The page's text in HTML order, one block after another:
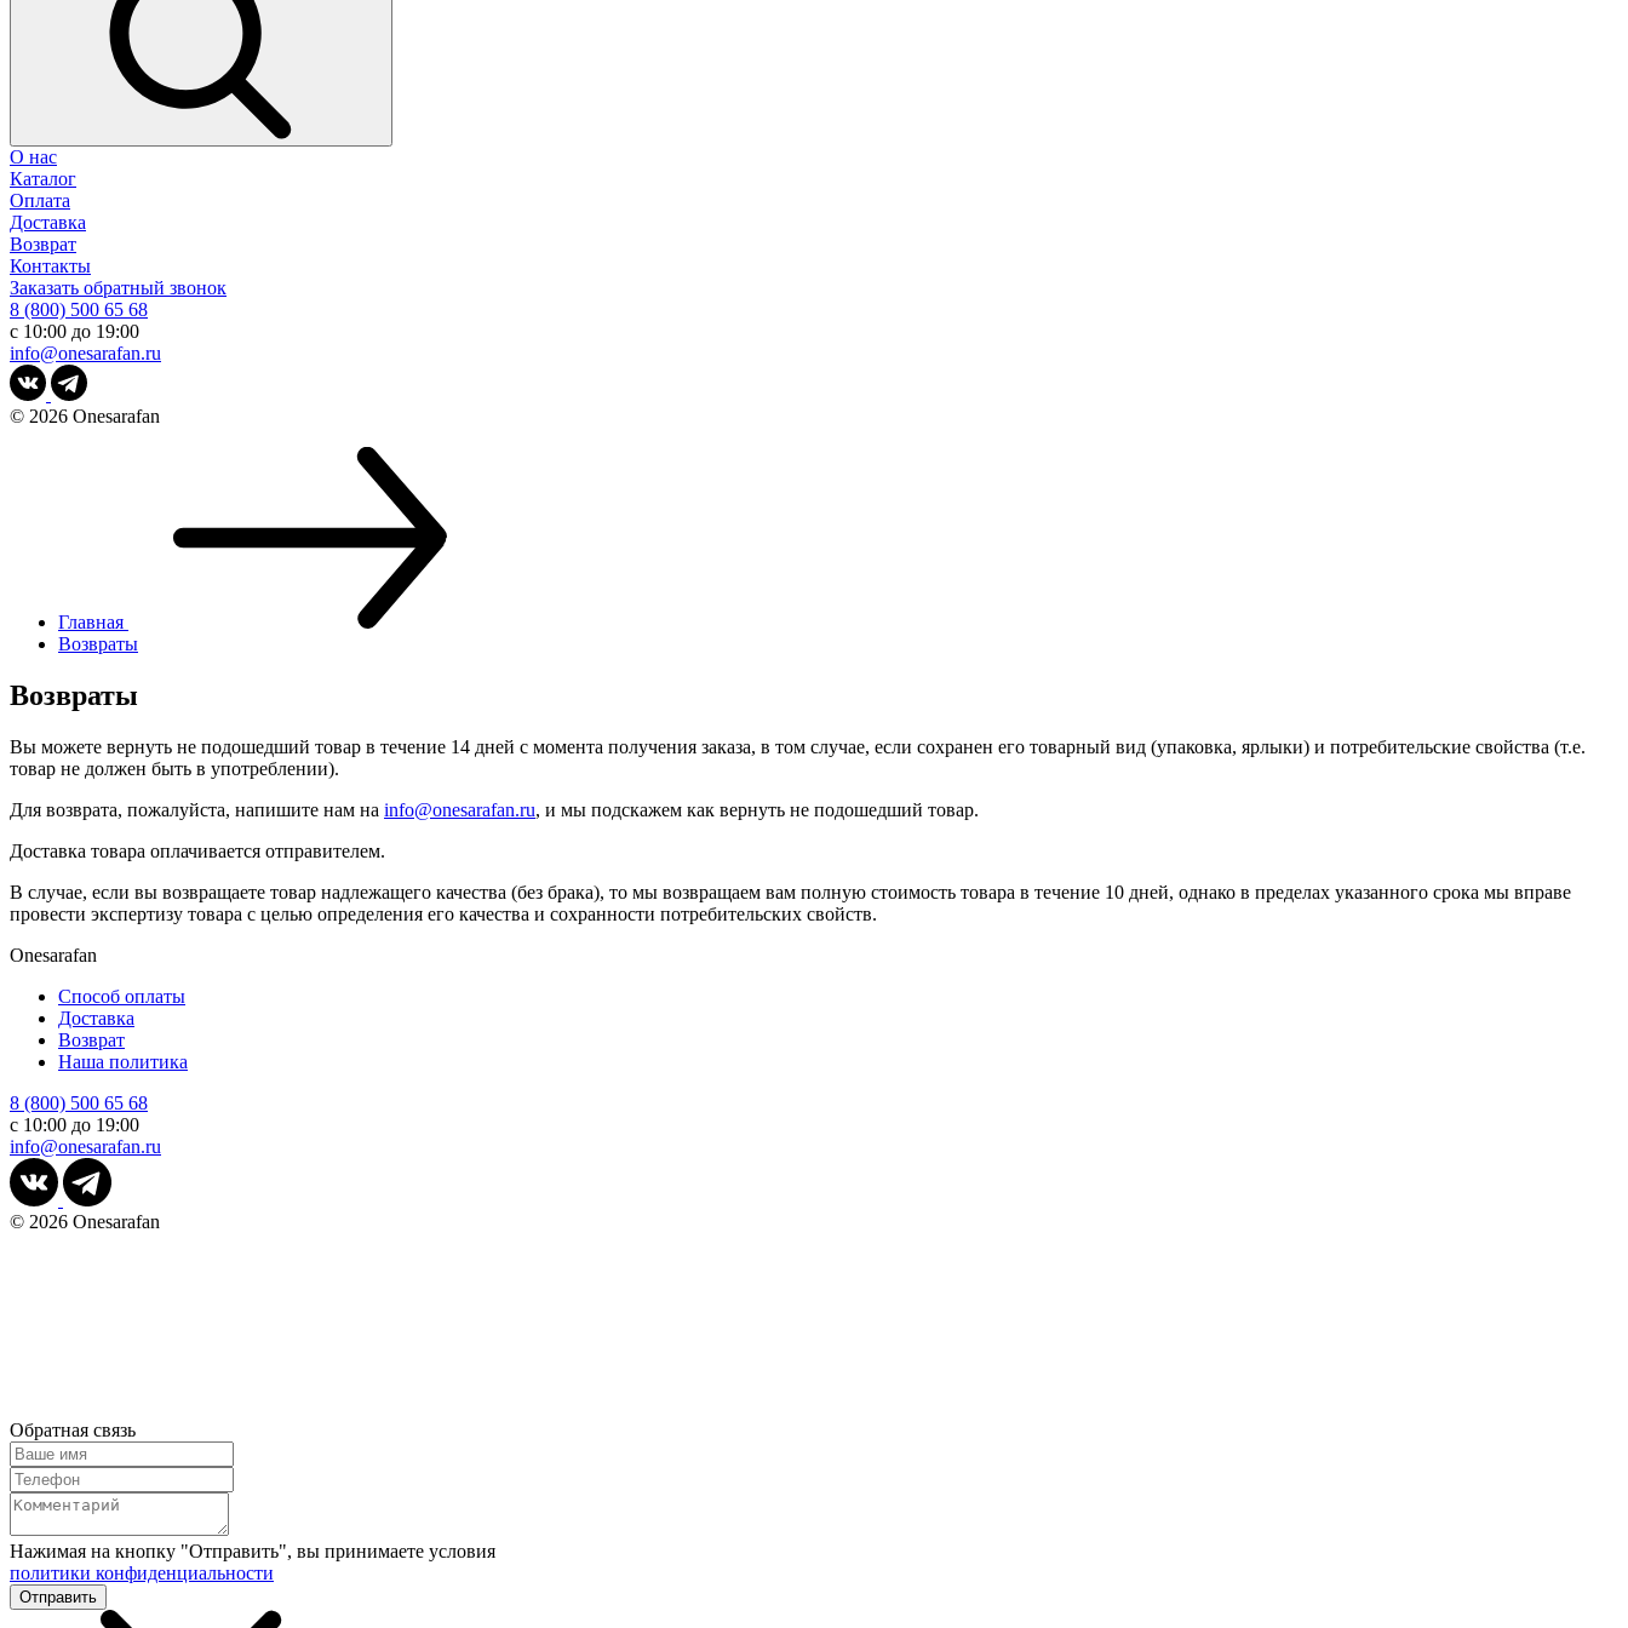
О нас
Каталог
Оплата
Доставка
Возврат
Контакты
Заказать обратный звонок
8 (800) 500 65 68
с 10:00 до 19:00
info@onesarafan.ru
© 2026 Onesarafan
Главная
Возвраты
Возвраты
Вы можете вернуть не подошедший товар в течение 14 дней с момента получения заказа, в том случае, если сохранен его товарный вид (упаковка, ярлыки) и потребительские свойства (т.е.
товар не должен быть в употреблении).
Для возврата, пожалуйста, напишите нам на info@onesarafan.ru, и мы подскажем как вернуть не подошедший товар.
Доставка товара оплачивается отправителем.
В случае, если вы возвращаете товар надлежащего качества (без брака), то мы возвращаем вам полную стоимость товара в течение 10 дней, однако в пределах указанного срока мы вправе
провести экспертизу товара с целью определения его качества и сохранности потребительских свойств.
Onesarafan
Способ оплаты
Доставка
Возврат
Наша политика
8 (800) 500 65 68
с 10:00 до 19:00
info@onesarafan.ru
© 2026 Onesarafan
Обратная связь
Нажимая на кнопку "Отправить", вы принимаете условия
политики конфиденциальности
Отправить